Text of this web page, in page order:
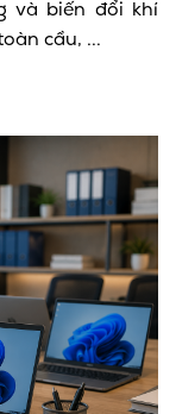
và biến đổi khí
cầu, ...